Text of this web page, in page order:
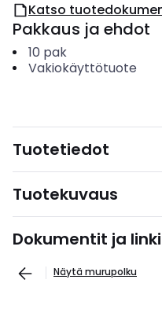
Katso
Pakkaus ja ehdot
10 pak
Vakiokäyttötuote
Tuotetiedot
Tuotekuvaus
Dokumentit ja
Näytä murupolku